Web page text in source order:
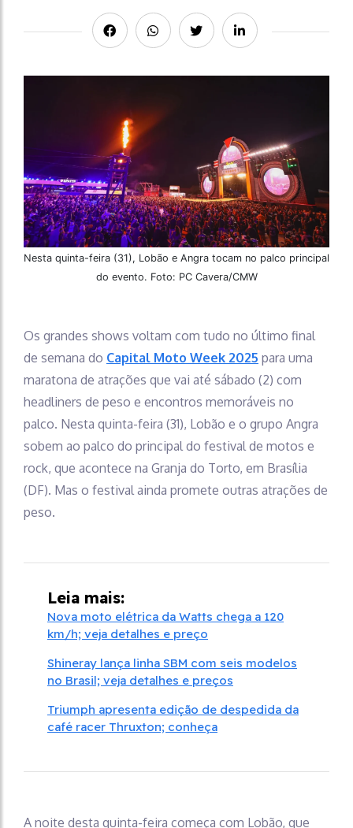
Nesta quinta-feira (31), Lobão e Angra tocam no palco principal
do evento. Foto: PC Cavera/CMW
Os grandes shows voltam com tudo no último final
de semana do Capital Moto Week 2025 para uma
maratona de atrações que vai até sábado (2) com
headliners de peso e encontros memoráveis no
palco. Nesta quinta-feira (31), Lobão e o grupo Angra
sobem ao palco do principal do festival de motos e
rock, que acontece na Granja do Torto, em Brasília
(DF). Mas o festival ainda promete outras atrações de
peso.
Leia mais:
Nova moto elétrica da Watts chega a 120
km/h; veja detalhes e preço
Shineray lança linha SBM com seis modelos
no Brasil; veja detalhes e preços
Triumph apresenta edição de despedida da
café racer Thruxton; conheça
A noite desta quinta-feira começa com Lobão, que